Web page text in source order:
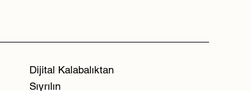
Dijital Kalabalıktan
Sıyrılın